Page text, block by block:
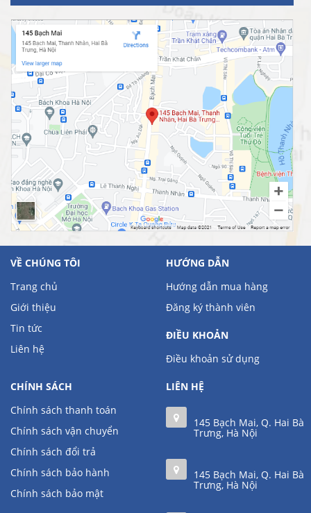
VỀ CHÚNG TÔI
Trang chủ
Giới thiệu
Tin tức
Liên hệ
HƯỚNG DẪN
Hướng dẫn mua hàng
Đăng ký thành viên
ĐIỀU KHOẢN
Điều khoản sử dụng
CHÍNH SÁCH
Chính sách thanh toán
Chính sách vận chuyển
Chính sách đổi trả
Chính sách bảo hành
Chính sách bảo mật
LIÊN HỆ
145 Bạch Mai, Q. Hai Bà
Trưng, Hà Nội
145 Bạch Mai, Q. Hai Bà
Trưng, Hà Nội